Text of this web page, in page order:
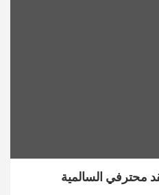
محترفي السالمية